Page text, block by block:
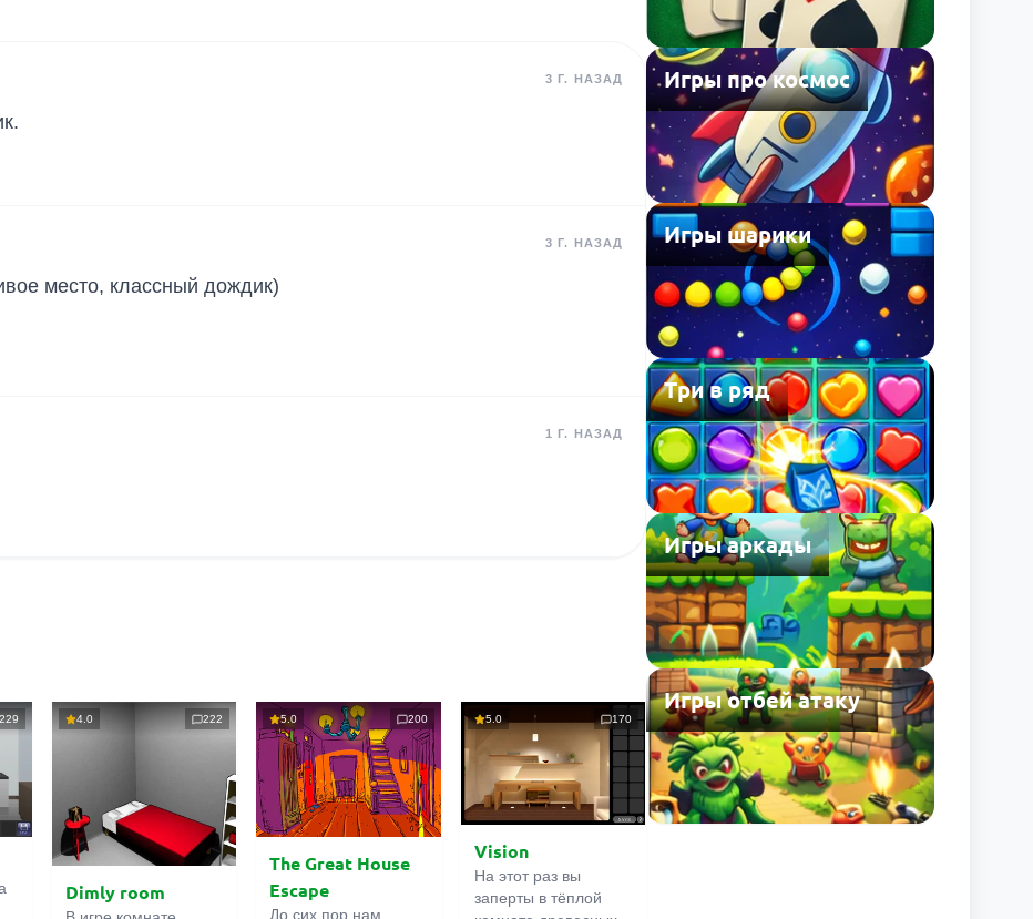
3 Г. НАЗАД
3 Г. НАЗАД
место, классный дождик)
1 Г. НАЗАД
4.0 222
Dimly room
5.0 200
The Great House
Escape
До сих пор нам
5.0 170
Vision
На этот раз вы
заперты в тёплой
Игры про космос
Игры шарики
Три в ряд
Игры аркады
Игры отбей атаку